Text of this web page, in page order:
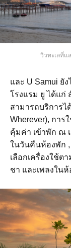
วิวทะเลที่แ
และ U Samui ยั
โรงแรม ยู ได้แก่
สามารถบริการไ
Wherever), กา
คุ้มค่า เข้าพัก ณ
ในวันคืนห้องพัก ,
เลือกเครื่องใช้
ชา และเพลงใน